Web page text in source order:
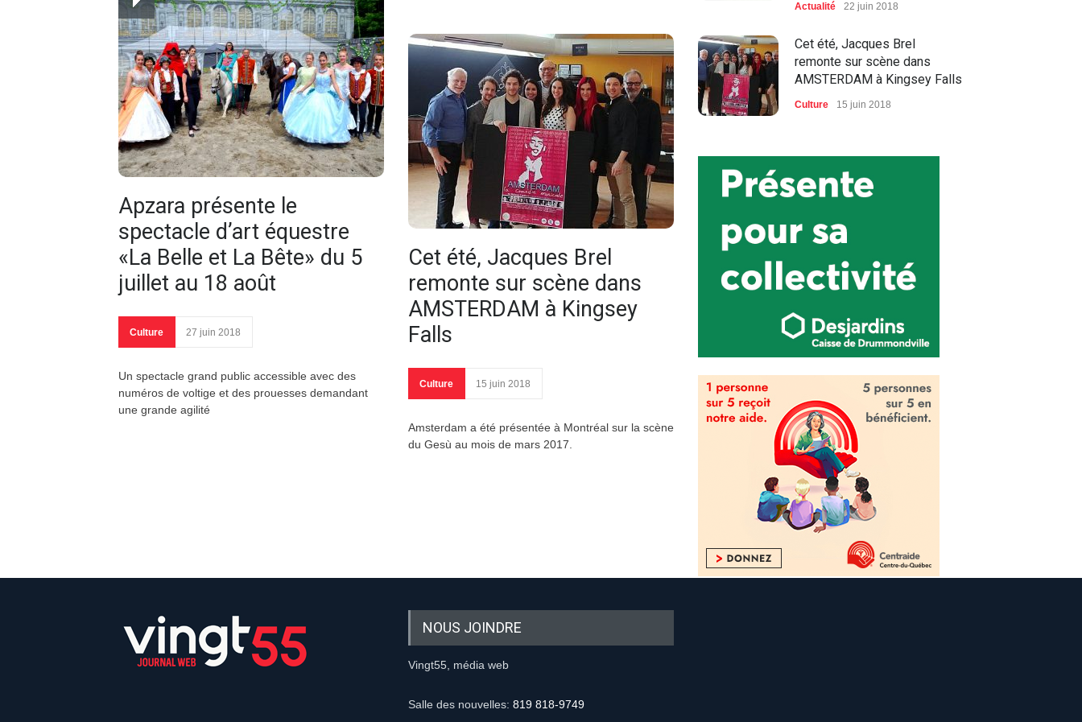
Apzara présente le
spectacle d’art équestre
«La Belle et La Bête» du 5
juillet au 18 août
Culture 27 juin 2018
Un spectacle grand public accessible avec des
numéros de voltige et des prouesses demandant
une grande agilité
Cet été, Jacques Brel
remonte sur scène dans
AMSTERDAM à Kingsey
Falls
Culture 15 juin 2018
Amsterdam a été présentée à Montréal sur la scène
du Gesù au mois de mars 2017.
Actualité 22 juin 2018
Cet été, Jacques Brel
remonte sur scène dans
AMSTERDAM à Kingsey Falls
Culture 15 juin 2018
Sports 28 juillet 2018
NOUS JOINDRE
Vingt55, média web
Salle des nouvelles: 819 818-9749